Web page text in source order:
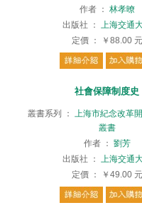
作者 ： 林孝暸
出版社
： 上海交通
定價 ： ￥88.00 元
社會保障制度史
叢書系列 ： 上海市紀念改革
叢書
作者 ： 劉芳
出版社
： 上海交通
定價 ： ￥49.00 元